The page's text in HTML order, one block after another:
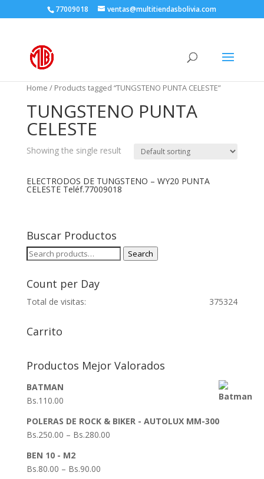
77009018 ventas@multitiendasbolivia.com
Home / Products tagged “TUNGSTENO PUNTA CELESTE”
TUNGSTENO PUNTA
CELESTE
Showing the single result
ELECTRODOS DE TUNGSTENO – WY20 PUNTA
CELESTE Teléf.77009018
Buscar Productos
Search
Search
Count per Day
375324
Total de visitas:
Carrito
Productos Mejor Valorados
BATMAN
Bs.110.00
POLERAS DE ROCK & BIKER - AUTOLUX MM-300
Bs.250.00 – Bs.280.00
BEN 10 - M2
Bs.80.00 – Bs.90.00